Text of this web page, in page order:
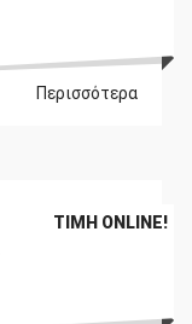
Περισσότερα
ΤΙΜΉ ONLINE!